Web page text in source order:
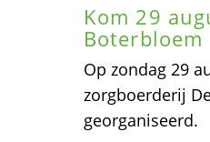
Kom 29
Boterbloem
Op zondag 29
zorgboerderij
georganiseerd.